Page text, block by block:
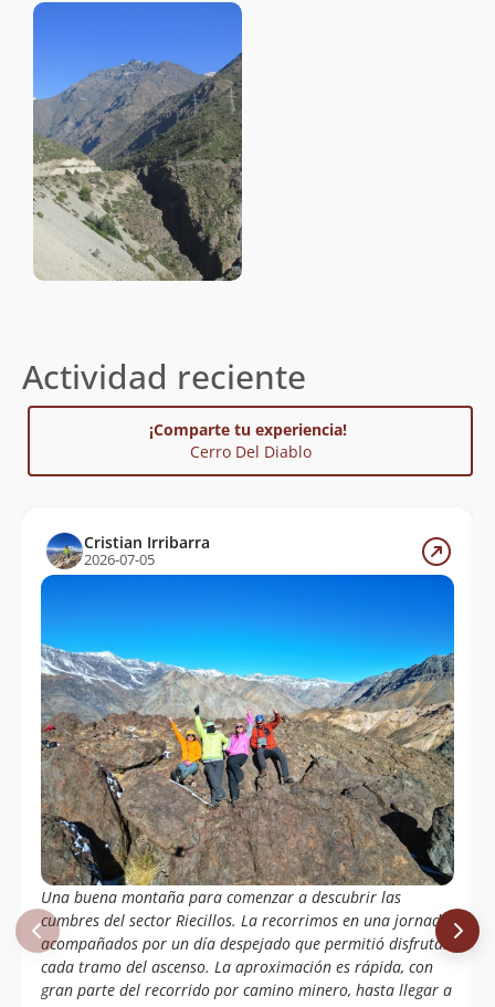
Actividad reciente
¡Comparte tu experiencia!
Cerro Del Diablo
Cristian Irribarra
2026-07-05
Una buena montaña para comenzar a descubrir las
cumbres del sector Riecillos. La recorrimos en una jornada,
acompañados por un día despejado que permitió disfrutar
cada tramo del ascenso. La aproximación es rápida, con
gran parte del recorrido por camino minero, hasta llegar a